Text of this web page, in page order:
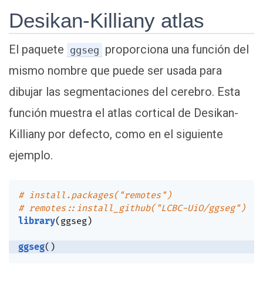
Desikan-Killiany atlas
El paquete ggseg proporciona una función del
mismo nombre que puede ser usada para
dibujar las segmentaciones del cerebro. Esta
función muestra el atlas cortical de Desikan-
Killiany por defecto, como en el siguiente
ejemplo.
# install.packages("remotes")
# remotes::install_github("LCBC-UiO/ggseg")
library( ggseg)
ggseg( )